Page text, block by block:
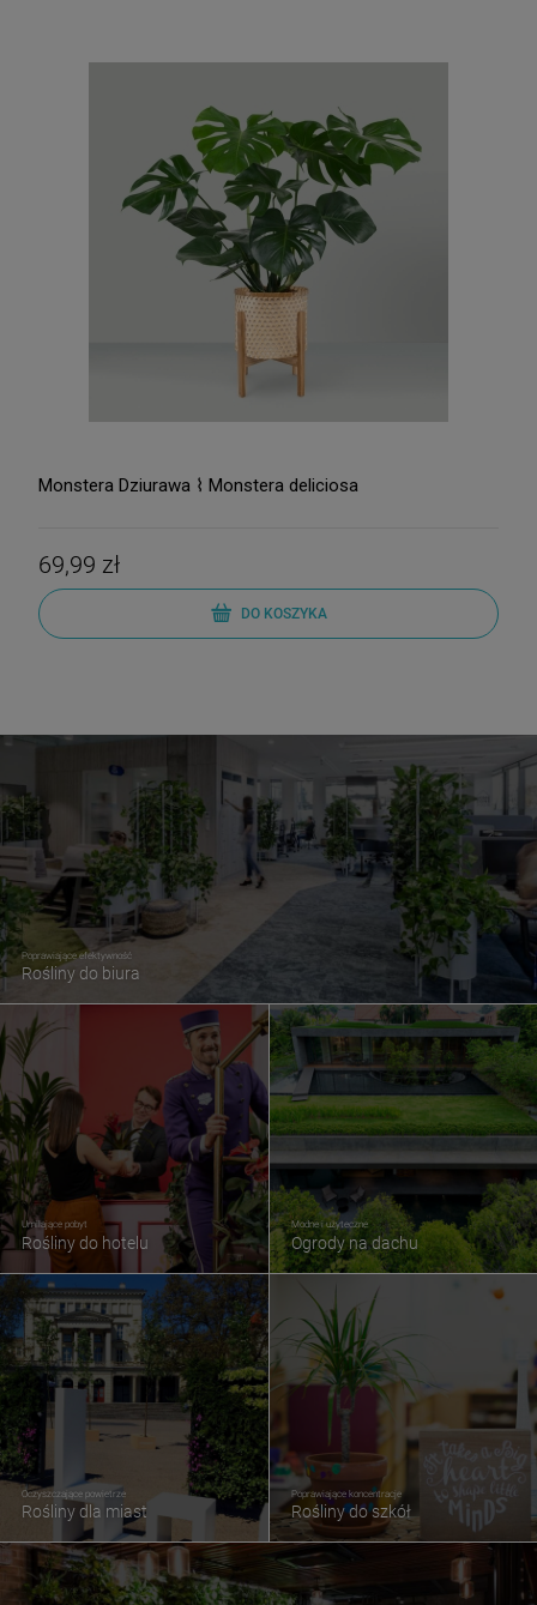
Monstera Dziurawa ⌇ Monstera deliciosa
69,99 zł
DO KOSZYKA
Poprawiające efektywność
Rośliny do biura
Umilające pobyt
Rośliny do hotelu
Modne i użyteczne
Ogrody na dachu
Oczyszczające powietrze
Rośliny dla miast
Poprawiające koncentracje
Rośliny do szkół